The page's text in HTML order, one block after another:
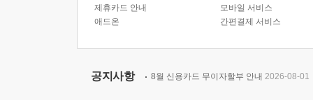
제휴카드 안내
애드온
모바일 서비스
간편결제 서비스
공지사항 8월 신용카드 무이자할부 안내 2026-08-01